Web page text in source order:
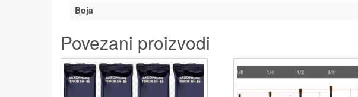
Boja
Povezani proizvodi